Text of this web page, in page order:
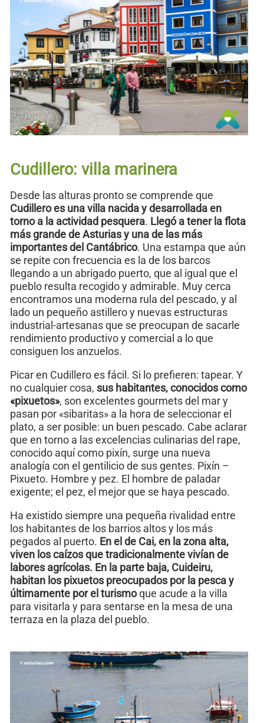
Cudillero: villa marinera
Desde las alturas pronto se comprende que
Cudillero es una villa nacida y desarrollada en
torno a la actividad pesquera. Llegó a tener la flota
más grande de Asturias y una de las más
importantes del Cantábrico. Una estampa que aún
se repite con frecuencia es la de los barcos
llegando a un abrigado puerto, que al igual que el
pueblo resulta recogido y admirable. Muy cerca
encontramos una moderna rula del pescado, y al
lado un pequeño astillero y nuevas estructuras
industrial-artesanas que se preocupan de sacarle
rendimiento productivo y comercial a lo que
consiguen los anzuelos.
Picar en Cudillero es fácil. Si lo prefieren: tapear. Y
no cualquier cosa, sus habitantes, conocidos como
«pixuetos», son excelentes gourmets del mar y
pasan por «sibaritas» a la hora de seleccionar el
plato, a ser posible: un buen pescado. Cabe aclarar
que en torno a las excelencias culinarias del rape,
conocido aquí como pixín, surge una nueva
analogía con el gentilicio de sus gentes. Pixín –
Pixueto. Hombre y pez. El hombre de paladar
exigente; el pez, el mejor que se haya pescado.
Ha existido siempre una pequeña rivalidad entre
los habitantes de los barrios altos y los más
pegados al puerto. En el de Cai, en la zona alta,
viven los caízos que tradicionalmente vivían de
labores agrícolas. En la parte baja, Cuideiru,
habitan los pixuetos preocupados por la pesca y
últimamente por el turismoque acude a la villa
para visitarla y para sentarse en la mesa de una
terraza en la plaza del pueblo.